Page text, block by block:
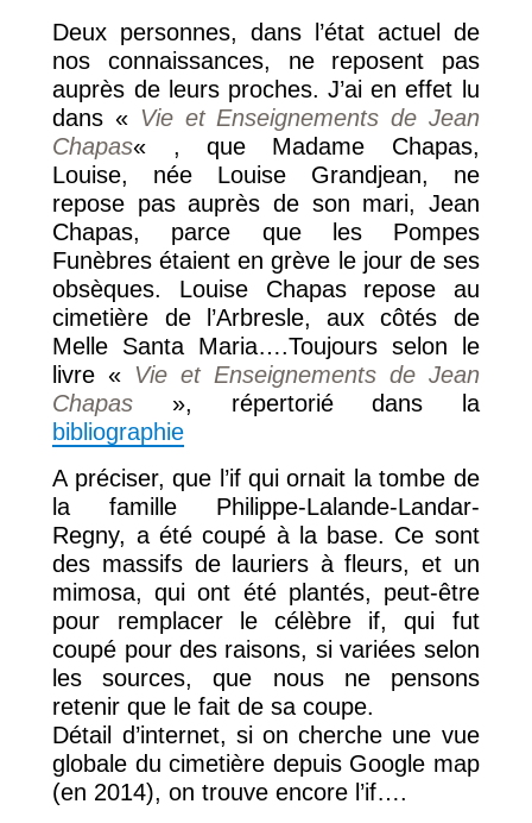
Deux personnes, dans l’état actuel de
nos connaissances, ne reposent pas
auprès de leurs proches. J’ai en effet lu
dans « Vie et Enseignements de Jean
Chapas« , que Madame Chapas,
Louise, née Louise Grandjean, ne
repose pas auprès de son mari, Jean
Chapas, parce que les Pompes
Funèbres étaient en grève le jour de ses
obsèques. Louise Chapas repose au
cimetière de l’Arbresle, aux côtés de
Melle Santa Maria….Toujours selon le
livre « Vie et Enseignements de Jean
Chapas », répertorié dans la
bibliographie
A préciser, que l’if qui ornait la tombe de
la famille Philippe-Lalande-Landar-
Regny, a été coupé à la base. Ce sont
des massifs de lauriers à fleurs, et un
mimosa, qui ont été plantés, peut-être
pour remplacer le célèbre if, qui fut
coupé pour des raisons, si variées selon
les sources, que nous ne pensons
retenir que le fait de sa coupe.
Détail d’internet, si on cherche une vue
globale du cimetière depuis Google map
(en 2014), on trouve encore l’if….